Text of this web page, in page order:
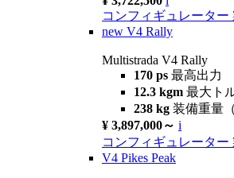
コンフィギュレーター
new V4 Rally
Multistrada V4 Rally
170 ps 最高出力
12.3 kgm 最大ト
238 kg 装備重量
¥ 3,897,000～ i
コンフィギュレーター
V4 Pikes Peak